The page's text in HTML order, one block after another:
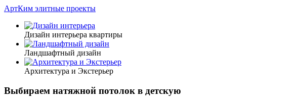
АртКим элитные проекты
Дизайн интерьера квартиры
Ландшафтный дизайн
Архитектура и Экстерьер
Выбираем натяжной потолок в детскую